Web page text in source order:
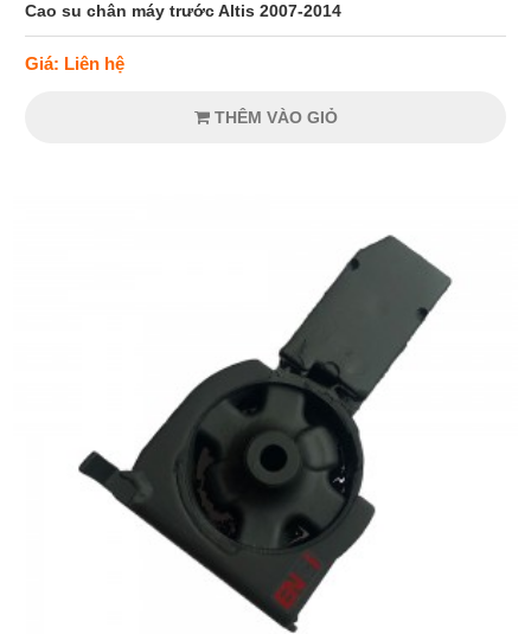
Cao su chân máy trước Altis 2007-2014
Giá: Liên hệ
THÊM VÀO GIỎ